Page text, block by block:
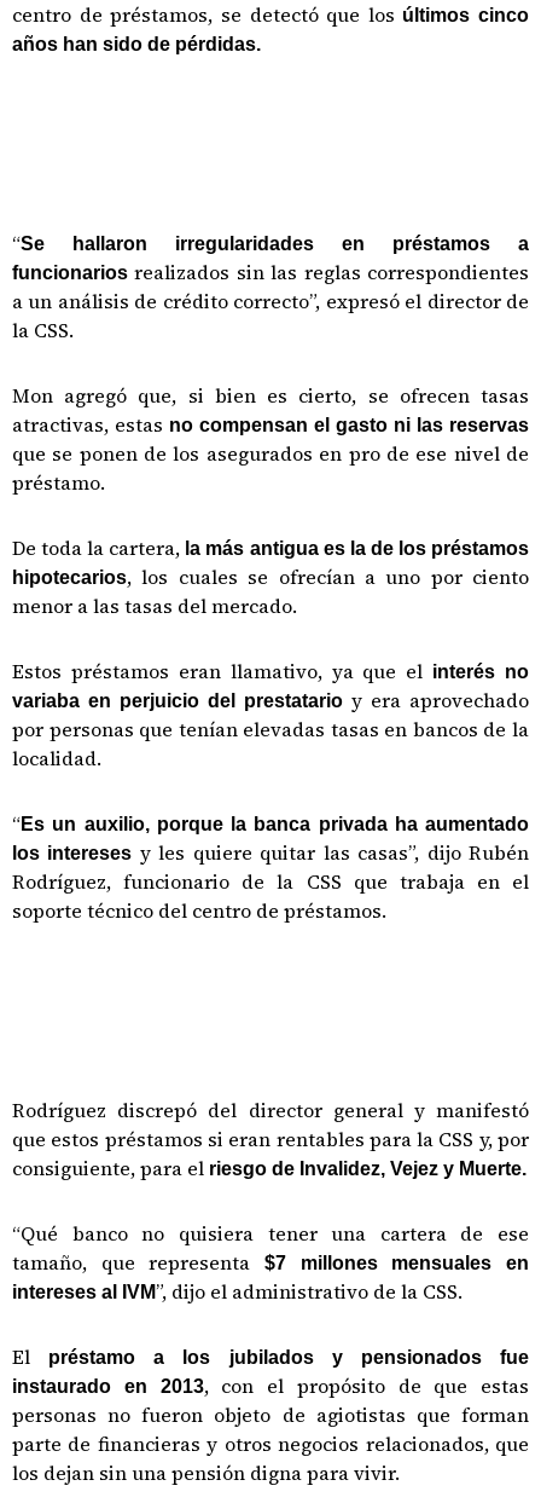
centro de préstamos, se detectó que los últimos cinco
años han sido de pérdidas.
“Se hallaron irregularidades en préstamos a
funcionarios realizados sin las reglas correspondientes
a un análisis de crédito correcto”, expresó el director de
la CSS.
Mon agregó que, si bien es cierto, se ofrecen tasas
atractivas, estas no compensan el gasto ni las reservas
que se ponen de los asegurados en pro de ese nivel de
préstamo.
De toda la cartera, la más antigua es la de los préstamos
hipotecarios, los cuales se ofrecían a uno por ciento
menor a las tasas del mercado.
Estos préstamos eran llamativo, ya que el interés no
variaba en perjuicio del prestatario y era aprovechado
por personas que tenían elevadas tasas en bancos de la
localidad.
“Es un auxilio, porque la banca privada ha aumentado
los intereses y les quiere quitar las casas”, dijo Rubén
Rodríguez, funcionario de la CSS que trabaja en el
soporte técnico del centro de préstamos.
Rodríguez discrepó del director general y manifestó
que estos préstamos si eran rentables para la CSS y, por
consiguiente, para el riesgo de Invalidez, Vejez y Muerte.
“Qué banco no quisiera tener una cartera de ese
tamaño, que representa
$7 millones mensuales en
intereses al IVM”, dijo el administrativo de la CSS.
El
préstamo a los jubilados y pensionados fue
instaurado en 2013, con el propósito de que estas
personas no fueron objeto de agiotistas que forman
parte de financieras y otros negocios relacionados, que
los dejan sin una pensión digna para vivir.